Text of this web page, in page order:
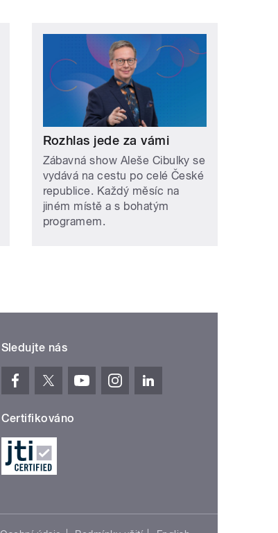
Rozhlas jede za vámi
Zábavná show Aleše Cibulky se
vydává na cestu po celé České
republice. Každý měsíc na
jiném místě a s bohatým
programem.
Sledujte nás
Certifikováno